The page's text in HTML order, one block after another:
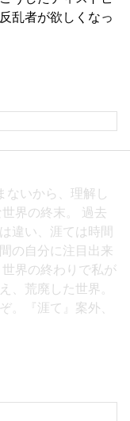
乱者が欲しくなっ
ないから、理解し
界の終末。 過去
違い、涯ては時間
の自分に注目出来
界の終わりで私が
、荒廃した世界。
。『涯て』案外、